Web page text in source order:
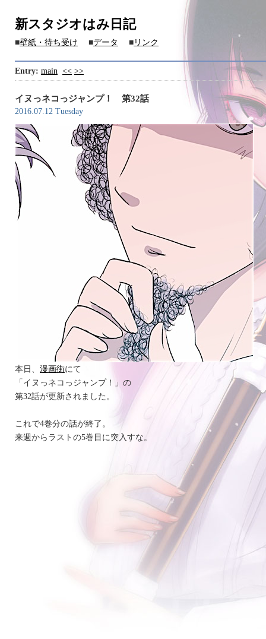
新スタジオはみ日記
■壁紙・待ち受け ■データ ■ リンク
Entry: main << >>
イヌっネコっジャンプ！ 第32話
2016.07.12 Tuesday
本日、 漫画街にて
「イヌっネコっジャンプ！」の
第32話が更新されました。
これで4巻分の話が終了。
来週からラストの5巻目に突入すな。